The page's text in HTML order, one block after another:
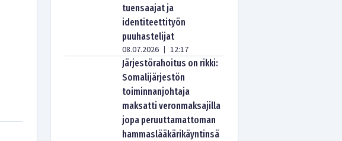
tuensaajat ja
identiteettityön
puuhastelijat
08.07.2026 | 12:17
Järjestörahoitus on rikki:
Somalijärjestön
toiminnanjohtaja
maksatti veronmaksajilla
jopa peruuttamattoman
hammaslääkärikäyntinsä